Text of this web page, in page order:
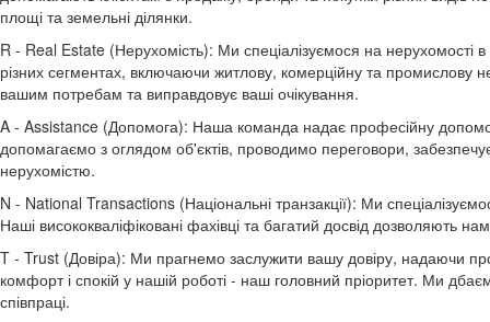
площі та земельні ділянки.
R - Real Estate (Нерухомість): Ми спеціалізуємося на нерухомості
різних сегментах, включаючи житлову, комерційну та промислову
вашим потребам та виправдовує ваші очікування.
A - Assistance (Допомога): Наша команда надає професійну
допомагаємо з оглядом об'єктів, проводимо переговори,
нерухомістю.
N - National Transactions (Національні транзакції): Ми
Наші висококваліфіковані фахівці та багатий досвід дозволяють
T - Trust (Довіра): Ми прагнемо заслужити вашу довіру, надаючи
комфорт і спокій у нашій роботі - наш головний пріоритет. Ми
співпраці.